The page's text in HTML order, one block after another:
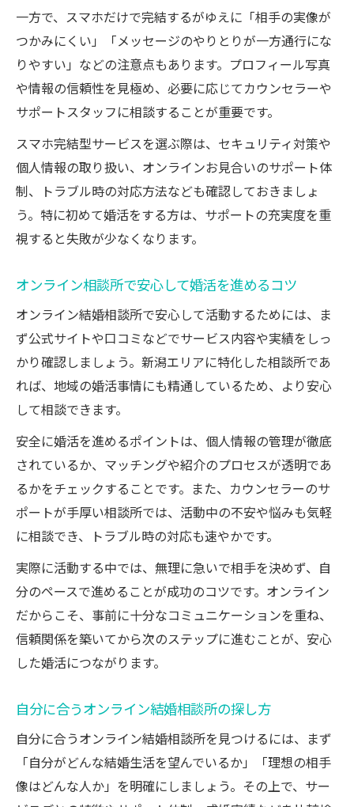
一方で、スマホだけで完結するがゆえに「相手の実像が
つかみにくい」「メッセージのやりとりが一方通行にな
りやすい」などの注意点もあります。プロフィール写真
や情報の信頼性を見極め、必要に応じてカウンセラーや
サポートスタッフに相談することが重要です。
スマホ完結型サービスを選ぶ際は、セキュリティ対策や
個人情報の取り扱い、オンラインお見合いのサポート体
制、トラブル時の対応方法なども確認しておきましょ
う。特に初めて婚活をする方は、サポートの充実度を重
視すると失敗が少なくなります。
オンライン相談所で安心して婚活を進めるコツ
オンライン結婚相談所で安心して活動するためには、ま
ず公式サイトや口コミなどでサービス内容や実績をしっ
かり確認しましょう。新潟エリアに特化した相談所であ
れば、地域の婚活事情にも精通しているため、より安心
して相談できます。
安全に婚活を進めるポイントは、個人情報の管理が徹底
されているか、マッチングや紹介のプロセスが透明であ
るかをチェックすることです。また、カウンセラーのサ
ポートが手厚い相談所では、活動中の不安や悩みも気軽
に相談でき、トラブル時の対応も速やかです。
実際に活動する中では、無理に急いで相手を決めず、自
分のペースで進めることが成功のコツです。オンライン
だからこそ、事前に十分なコミュニケーションを重ね、
信頼関係を築いてから次のステップに進むことが、安心
した婚活につながります。
自分に合うオンライン結婚相談所の探し方
自分に合うオンライン結婚相談所を見つけるには、まず
「自分がどんな結婚生活を望んでいるか」「理想の相手
像はどんな人か」を明確にしましょう。その上で、サー